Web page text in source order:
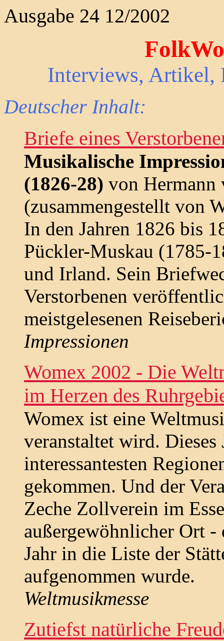
Ausgabe 24 12/2002
Interviews, Artikel,
Deutscher Inhalt:
Briefe eines
Musikalische
(1826-28) von Hermann
(zusammengestellt von
In den Jahren 1826 bis
Pückler-Muskau (1785-
und Irland. Sein
Verstorbenen
meistgelesenen
Impressionen
Womex 2002 - Die
im Herzen des
Womex ist eine
veranstaltet wird.
interessantesten
gekommen. Und der
Zeche Zollverein im
außergewöhnlicher Ort -
Jahr in die Liste der
aufgenommen wurde.
Weltmusikmesse
Zutiefst natürliche